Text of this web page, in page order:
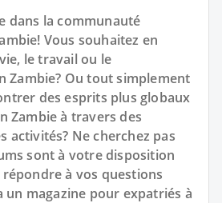
dans la communauté
Vous souhaitez en
le travail ou le
Zambie? Ou tout simplement
des esprits plus globaux
Zambie à travers des
activités? Ne cherchez pas
sont à votre disposition
à vos questions
un magazine pour expatriés à